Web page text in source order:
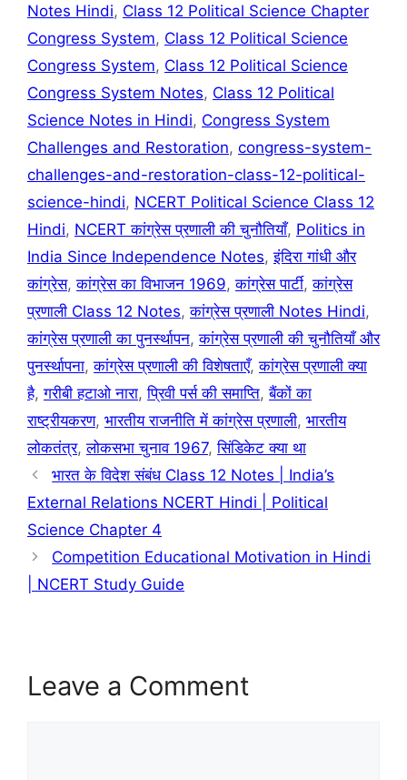
Notes Hindi, Class 12 Political Science Chapter
Congress System, Class 12 Political Science
Congress System, Class 12 Political Science
Congress System Notes, Class 12 Political
Science Notes in Hindi, Congress System
Challenges and Restoration, congress-system-
challenges-and-restoration-class-12-political-
science-hindi, NCERT Political Science Class 12
Hindi, NCERT कांग्रेस प्रणाली की चुनौतियाँ, Politics in
India Since Independence Notes,इंदिरा गांधी और
कांग्रेस,कांग्रेस का विभाजन 1969,कांग्रेस पार्टी,कांग्रेस
प्रणाली Class 12 Notes,कांग्रेस प्रणाली Notes Hindi,
कांग्रेस प्रणाली का पुनर्स्थापन,कांग्रेस प्रणाली की चुनौतियाँ और
पुनर्स्थापना,कांग्रेस प्रणाली की विशेषताएँ,कांग्रेस प्रणाली क्या
है,गरीबी हटाओ नारा,प्रिवी पर्स की समाप्ति,बैंकों का
राष्ट्रीयकरण, भारतीय राजनीति में कांग्रेस प्रणाली, भारतीय
लोकतंत्र,लोकसभा चुनाव 1967,सिंडिकेट क्या था
भारत के विदेश संबंध Class 12 Notes | India’s
External Relations NCERT Hindi | Political
Science Chapter 4
Competition Educational Motivation in Hindi
| NCERT Study Guide
Leave a Comment